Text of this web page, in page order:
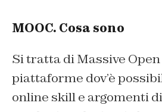
MOOC. Cosa sono
Si tratta di Massive
piattaforme dov’è
online skill e argomenti